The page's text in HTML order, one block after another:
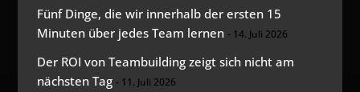
Fünf Dinge, die wir innerhalb der ersten 15
Minuten über jedes Team lernen
14. Juli 2026
Der ROI von Teambuilding zeigt sich nicht am
nächsten Tag
11. Juli 2026